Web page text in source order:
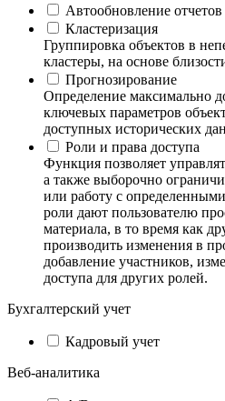
Автообновление отчетов
Кластеризация
Группировка объектов в
кластеры, на основе
Прогнозирование
Определение максимально
ключевых параметров
доступных исторических
Роли и права доступа
Функция позволяет
а также выборочно
или работу с
роли дают пользователю
материала, в то время как
производить изменения в
добавление участников,
доступа для других ролей.
Бухгалтерский учет
Кадровый учет
Веб-аналитика